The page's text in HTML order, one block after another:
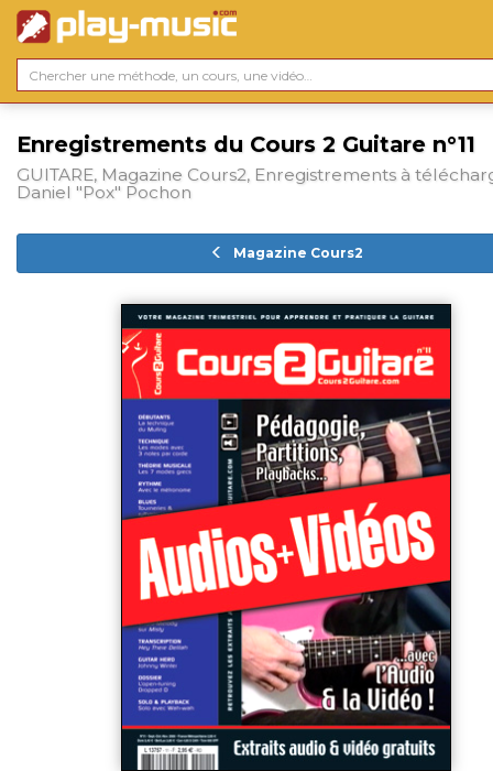
Enregistrements du Cours 2 Guitare n°11
GUITARE, Magazine Cours2, Enregistrements à
Daniel "Pox" Pochon
Magazine Cours2